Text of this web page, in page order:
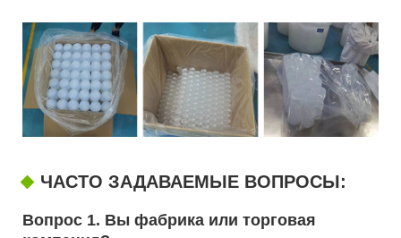
ЧАСТО ЗАДАВАЕМЫЕ ВОПРОСЫ:
Вопрос 1. Вы фабрика или торговая